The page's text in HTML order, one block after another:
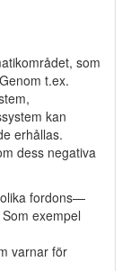
som
t.ex.
kan
erhållas.
dess negativa
fordons—
exempel
varnar för